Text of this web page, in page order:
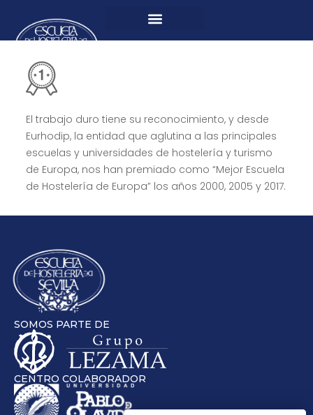
El trabajo duro tiene su reconocimiento, y desde
Eurhodip, la entidad que aglutina a las principales
escuelas y universidades de hostelería y turismo
de Europa, nos han premiado como “Mejor Escuela
de Hostelería de Europa” los años 2000, 2005 y 2017.
SOMOS PARTE DE
CENTRO COLABORADOR